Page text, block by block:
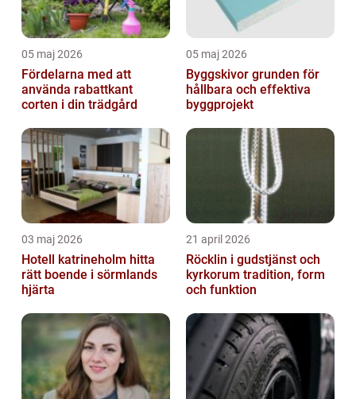
05 maj 2026
Fördelarna med att
använda rabattkant
corten i din trädgård
05 maj 2026
Byggskivor grunden för
hållbara och effektiva
byggprojekt
03 maj 2026
Hotell katrineholm hitta
rätt boende i sörmlands
hjärta
21 april 2026
Röcklin i gudstjänst och
kyrkorum tradition, form
och funktion